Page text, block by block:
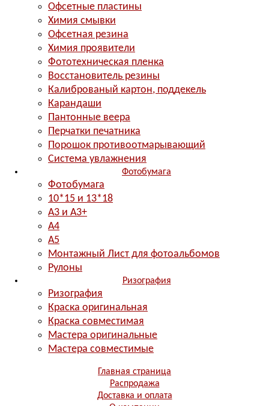
Офсетные пластины
Химия смывки
Офсетная резина
Химия проявители
Фототехническая пленка
Восстановитель резины
Калиброваный картон, поддекель
Карандаши
Пантонные веера
Перчатки печатника
Порошок противоотмарывающий
Система увлажнения
Фотобумага
Фотобумага
10*15 и 13*18
A3 и А3+
А4
А5
Монтажный Лист для фотоальбомов
Рулоны
Ризография
Ризография
Краска оригинальная
Краска совместимая
Мастера оригинальные
Мастера совместимые
Главная страница
Распродажа
Доставка и оплата